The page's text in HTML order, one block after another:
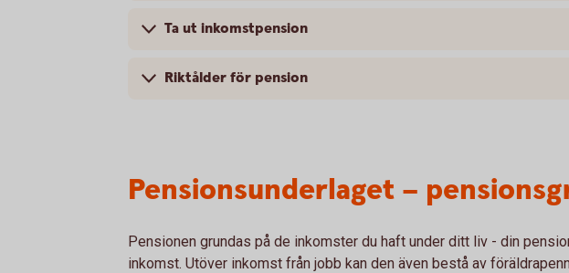
Ta ut inkomstpension
Riktålder för pension
Pensionsunderlaget –
Pensionen grundas på de inkomster du haft under ditt liv - din
inkomst. Utöver inkomst från jobb kan den även bestå av